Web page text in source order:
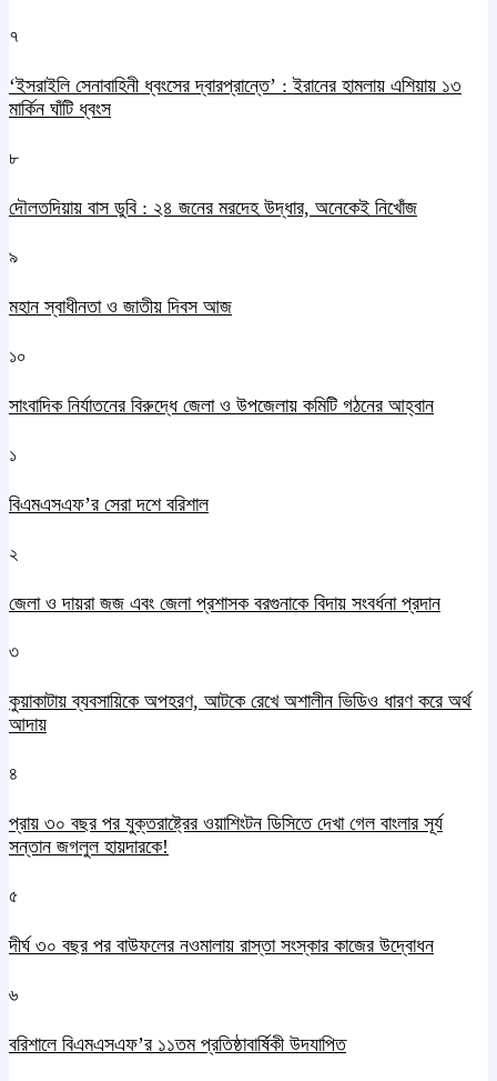
৭
‘ইসরাইলি সেনাবাহিনী ধ্বংসের দ্বারপ্রান্তে’ : ইরানের হামলায় এশিয়ায় ১৩
মার্কিন ঘাঁটি ধ্বংস
৮
দৌলতদিয়ায় বাস ডুবি : ২৪ জনের মরদেহ উদ্ধার, অনেকেই নিখোঁজ
৯
মহান স্বাধীনতা ও জাতীয় দিবস আজ
১০
সাংবাদিক নির্যাতনের বিরুদ্ধে জেলা ও উপজেলায় কমিটি গঠনের আহ্বান
১
বিএমএসএফ’র সেরা দশে বরিশাল
২
জেলা ও দায়রা জজ এবং জেলা প্রশাসক বরগুনাকে বিদায় সংবর্ধনা প্রদান
৩
কুয়াকাটায় ব্যবসায়িকে অপহরণ, আটকে রেখে অশালীন ভিডিও ধারণ করে অর্থ
আদায়
৪
প্রায় ৩০ বছর পর যুক্তরাষ্ট্রের ওয়াশিংটন ডিসিতে দেখা গেল বাংলার সূর্য
সন্তান জগলুল হায়দারকে!
৫
দীর্ঘ ৩০ বছর পর বাউফলের নওমালায় রাস্তা সংস্কার কাজের উদ্বোধন
৬
বরিশালে বিএমএসএফ’র ১১তম প্রতিষ্ঠাবার্ষিকী উদযাপিত